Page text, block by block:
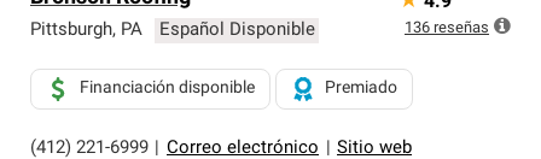
Pittsburgh, PA Español Disponible
(412) 221-6999 Correo electrónico Sitio web
Financiación disponible Premiado
136 reseñas